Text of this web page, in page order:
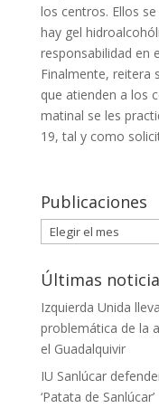
los centros. Ellos
hay gel
responsabilidad en
Finalmente, reitera
que atienden a los
matinal se les
19, tal y como
Publicaciones
Publicaciones
Últimas
Izquierda Unida
problemática de la
el Guadalquivir
IU Sanlúcar
‘Patata de Sanlúcar’